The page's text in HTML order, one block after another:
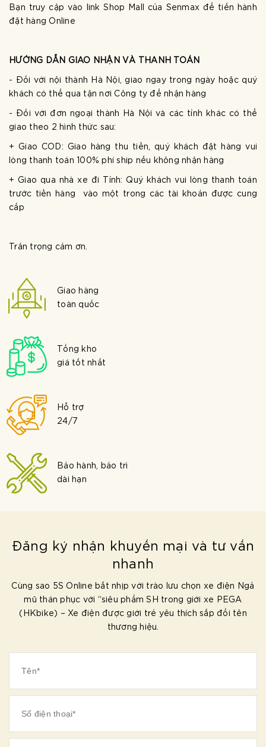
Bạn truy cập vào link Shop Mall của Senmax để tiến hành
đặt hàng Online
HƯỚNG DẪN GIAO NHẬN VÀ THANH TOÁN
- Đối với nội thành Hà Nội, giao ngay trong ngày hoặc quý
khách có thể qua tận nơi Công ty để nhận hàng
- Đối với đơn ngoại thành Hà Nội và các tỉnh khác có thể
giao theo 2 hình thức sau:
+ Giao COD: Giao hàng thu tiền, quý khách đặt hàng vui
lòng thanh toán 100% phí ship nếu không nhận hàng
+ Giao qua nhà xe đi Tỉnh: Quý khách vui lòng thanh toán
trước tiền hàng vào một trong các tài khoản được cung
cấp
Trân trọng cảm ơn.
Giao hàng
toàn quốc
Tổng kho
giá tốt nhất
Hỗ trợ
24/7
Bảo hành, bảo trì
dài hạn
Đăng ký nhận khuyến mại và tư vấn
nhanh
Cùng sao 5S Online bắt nhịp với trào lưu chọn xe điện Ngả
mũ thán phục với “siêu phẩm SH trong giới xe PEGA
(HKbike) – Xe điện được giới trẻ yêu thích sắp đổi tên
thương hiệu.